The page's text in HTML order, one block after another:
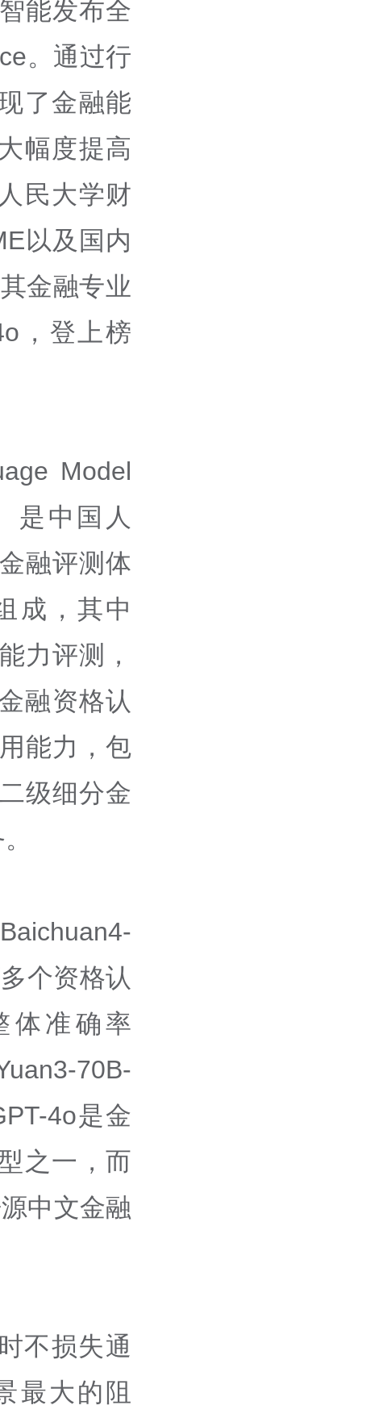
能发布全
。通过行
了金融能
幅度提高
民大学财
以及国内
金融专业
，登上榜
Model
是中国人
融评测体
成，其中
力评测，
融资格认
能力，包
级细分金
个资格认
体准确率
70B-
4o是金
之一，而
中文金融
不损失通
最大的阻